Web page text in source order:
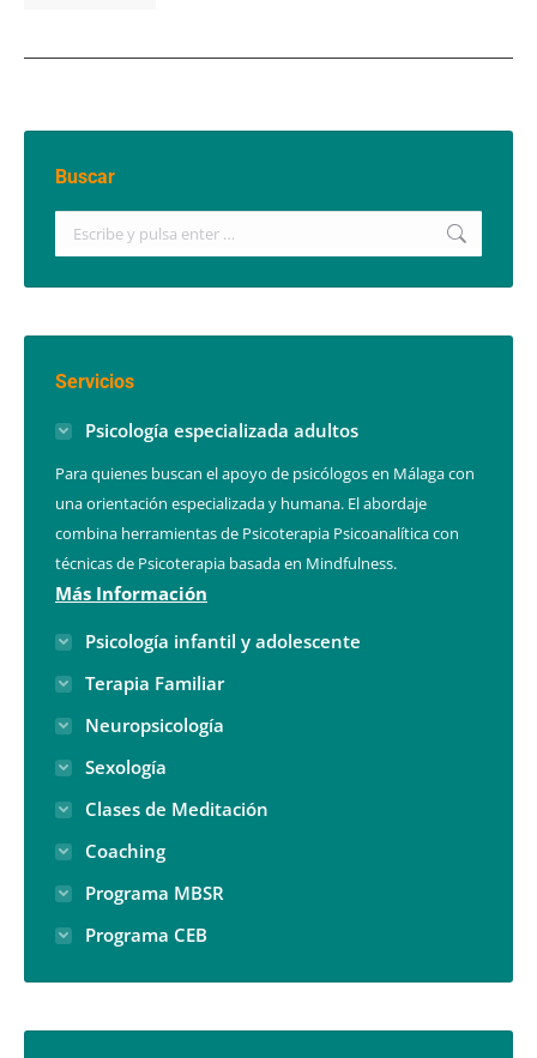
Buscar
Buscar:
Servicios
Psicología especializada adultos
Para quienes buscan el apoyo de psicólogos en Málaga con
una orientación especializada y humana. El abordaje
combina herramientas de Psicoterapia Psicoanalítica con
técnicas de Psicoterapia basada en Mindfulness.
Más Información
Psicología infantil y adolescente
Terapia Familiar
Neuropsicología
Sexología
Clases de Meditación
Coaching
Programa MBSR
Programa CEB